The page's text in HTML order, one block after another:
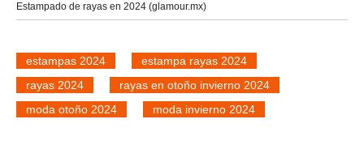
Estampado de rayas en 2024 (glamour.mx)
estampas 2024
estampa rayas 2024
rayas 2024
rayas en otoño invierno 2024
moda otoño 2024
moda invierno 2024